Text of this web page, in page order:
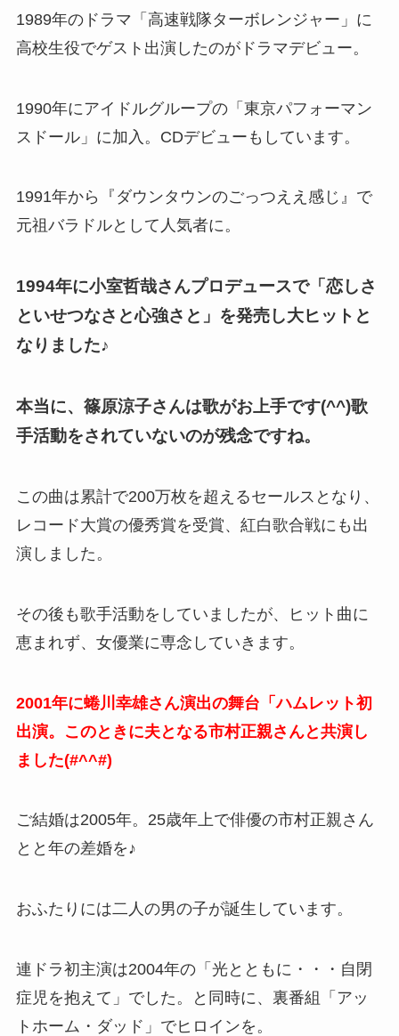
1989年のドラマ「高速戦隊ターボレンジャー」に
高校生役でゲスト出演したのがドラマデビュー。
1990年にアイドルグループの「東京パフォーマン
スドール」に加入。CDデビューもしています。
1991年から『ダウンタウンのごっつええ感じ』で
元祖バラドルとして人気者に。
1994年に小室哲哉さんプロデュースで「恋しさ
といせつなさと心強さと」を発売し大ヒットと
なりました♪
本当に、篠原涼子さんは歌がお上手です(^^)歌
手活動をされていないのが残念ですね。
この曲は累計で200万枚を超えるセールスとなり、
レコード大賞の優秀賞を受賞、紅白歌合戦にも出
演しました。
その後も歌手活動をしていましたが、ヒット曲に
恵まれず、女優業に専念していきます。
2001年に蜷川幸雄さん演出の舞台「ハムレット初
出演。このときに夫となる市村正親さんと共演し
ました(#^^#)
ご結婚は2005年。25歳年上で俳優の市村正親さん
とと年の差婚を♪
おふたりには二人の男の子が誕生しています。
連ドラ初主演は2004年の「光とともに・・・自閉
症児を抱えて」でした。と同時に、裏番組「アッ
トホーム・ダッド」でヒロインを。